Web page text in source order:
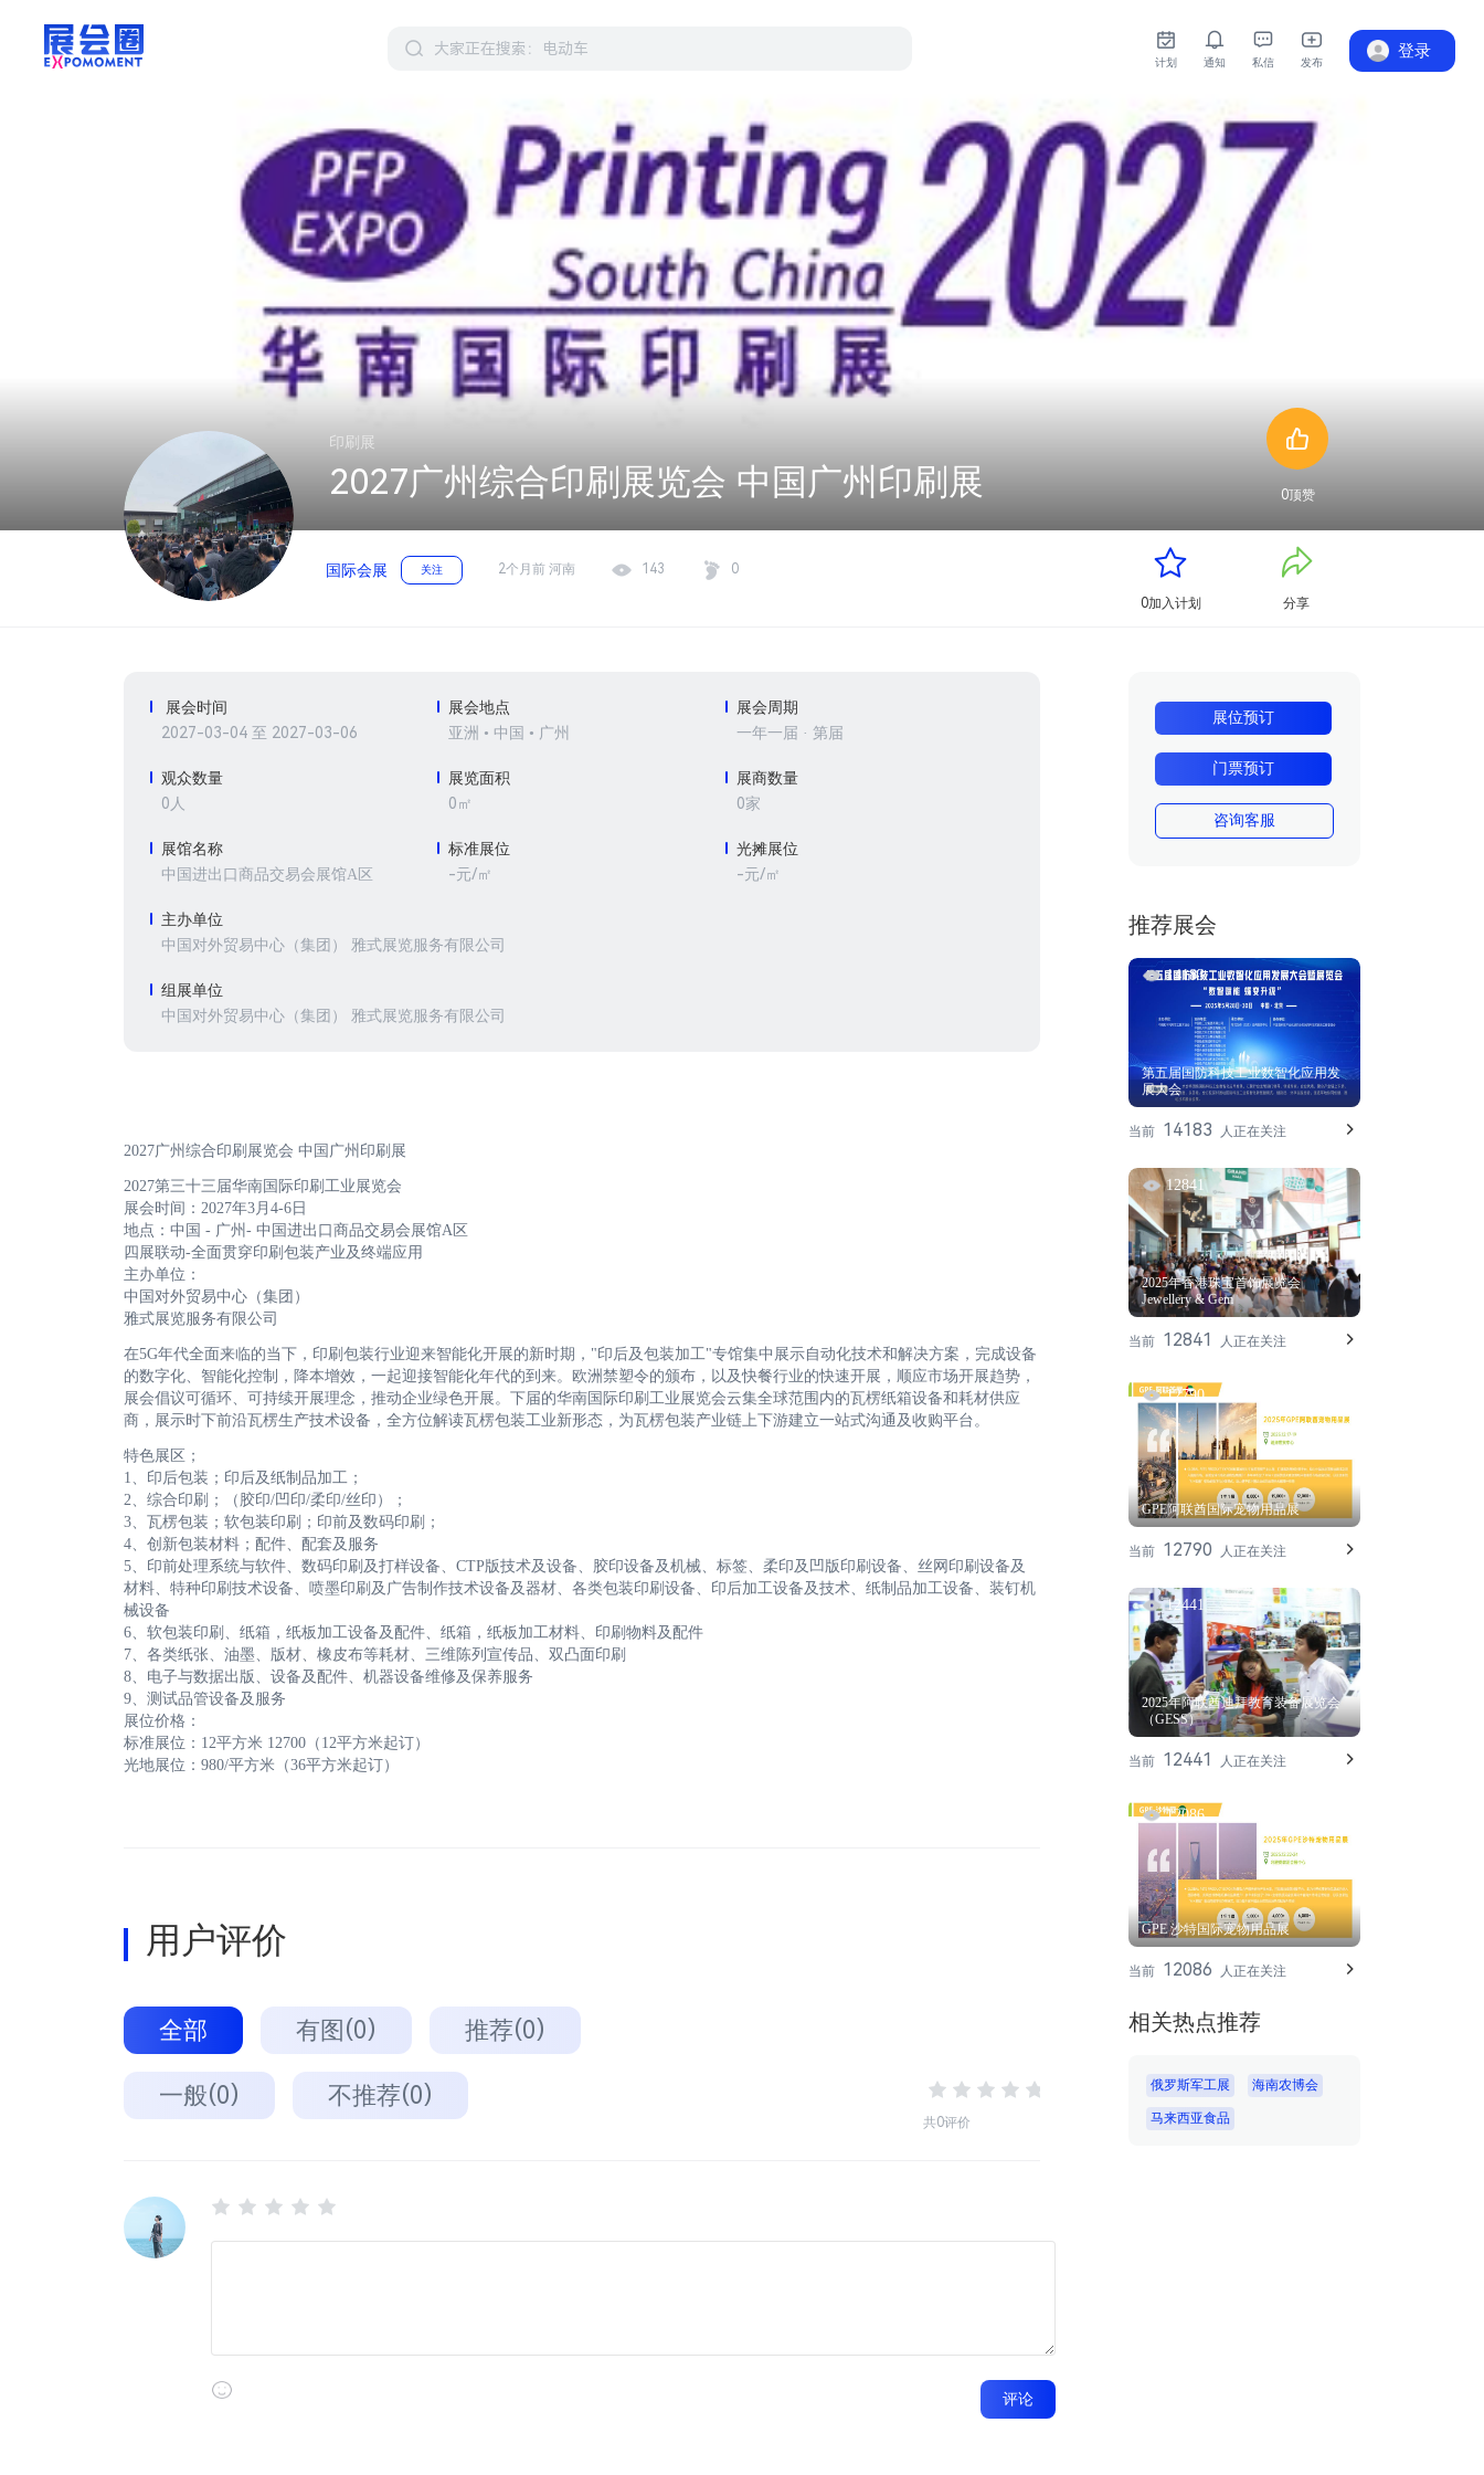
计划 通知 私信 发布
登录
印刷展
2027广州综合印刷展览会 中国广州印刷展 0顶赞
国际会展 关注 2个月前 河南 143 0
0加入计划 分享
展会时间
2027-03-04 至 2027-03-06
展会地点
亚洲 • 中国 • 广州
展会周期
一年一届 · 第届
观众数量
0人
展览面积
0㎡
展商数量
0家
展馆名称
中国进出口商品交易会展馆A区
标准展位
-元/㎡
光摊展位
-元/㎡
主办单位
中国对外贸易中心（集团） 雅式展览服务有限公司
组展单位
中国对外贸易中心（集团） 雅式展览服务有限公司
2027广州综合印刷展览会 中国广州印刷展
2027第三十三届华南国际印刷工业展览会
展会时间：2027年3月4-6日
地点：中国 - 广州- 中国进出口商品交易会展馆A区
四展联动-全面贯穿印刷包装产业及终端应用
主办单位：
中国对外贸易中心（集团）
雅式展览服务有限公司
在5G年代全面来临的当下，印刷包装行业迎来智能化开展的新时期，"印后及包装加工"专馆集中展示自动化技术和解决方案，完成设备
的数字化、智能化控制，降本增效，一起迎接智能化年代的到来。欧洲禁塑令的颁布，以及快餐行业的快速开展，顺应市场开展趋势，
展会倡议可循环、可持续开展理念，推动企业绿色开展。下届的华南国际印刷工业展览会云集全球范围内的瓦楞纸箱设备和耗材供应
商，展示时下前沿瓦楞生产技术设备，全方位解读瓦楞包装工业新形态，为瓦楞包装产业链上下游建立一站式沟通及收购平台。
特色展区；
1、印后包装；印后及纸制品加工；
2、综合印刷；（胶印/凹印/柔印/丝印）；
3、瓦楞包装；软包装印刷；印前及数码印刷；
4、创新包装材料；配件、配套及服务
5、印前处理系统与软件、数码印刷及打样设备、CTP版技术及设备、胶印设备及机械、标签、柔印及凹版印刷设备、丝网印刷设备及
材料、特种印刷技术设备、喷墨印刷及广告制作技术设备及器材、各类包装印刷设备、印后加工设备及技术、纸制品加工设备、装钉机
械设备
6、软包装印刷、纸箱，纸板加工设备及配件、纸箱，纸板加工材料、印刷物料及配件
7、各类纸张、油墨、版材、橡皮布等耗材、三维陈列宣传品、双凸面印刷
8、电子与数据出版、设备及配件、机器设备维修及保养服务
9、测试品管设备及服务
展位价格：
标准展位：12平方米 12700（12平方米起订）
光地展位：980/平方米（36平方米起订）
用户评价
全部 有图(0) 推荐(0)
一般(0) 不推荐(0)
共0评价
评论
展位预订
门票预订
咨询客服
推荐展会
14183
第五届国防科技工业数智化应用发
展大会
当前 14183 人正在关注
12841
2025年香港珠宝首饰展览会
Jewellery & Gem
当前 12841 人正在关注
12790
GPE阿联酋国际宠物用品展
当前 12790 人正在关注
12441
2025年阿联酋迪拜教育装备展览会
（GESS）
当前 12441 人正在关注
12086
GPE 沙特国际宠物用品展
当前 12086 人正在关注
相关热点推荐
俄罗斯军工展 海南农博会
马来西亚食品